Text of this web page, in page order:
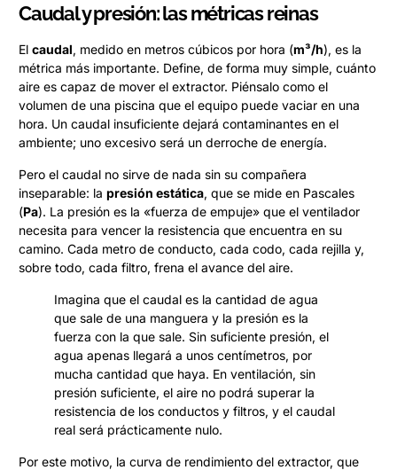
Caudal y presión: las métricas reinas
El caudal, medido en metros cúbicos por hora (m³/h), es la
métrica más importante. Define, de forma muy simple, cuánto
aire es capaz de mover el extractor. Piénsalo como el
volumen de una piscina que el equipo puede vaciar en una
hora. Un caudal insuficiente dejará contaminantes en el
ambiente; uno excesivo será un derroche de energía.
Pero el caudal no sirve de nada sin su compañera
inseparable: la presión estática, que se mide en Pascales
(Pa). La presión es la «fuerza de empuje» que el ventilador
necesita para vencer la resistencia que encuentra en su
camino. Cada metro de conducto, cada codo, cada rejilla y,
sobre todo, cada filtro, frena el avance del aire.
Imagina que el caudal es la cantidad de agua
que sale de una manguera y la presión es la
fuerza con la que sale. Sin suficiente presión, el
agua apenas llegará a unos centímetros, por
mucha cantidad que haya. En ventilación, sin
presión suficiente, el aire no podrá superar la
resistencia de los conductos y filtros, y el caudal
real será prácticamente nulo.
Por este motivo, la curva de rendimiento del extractor, que